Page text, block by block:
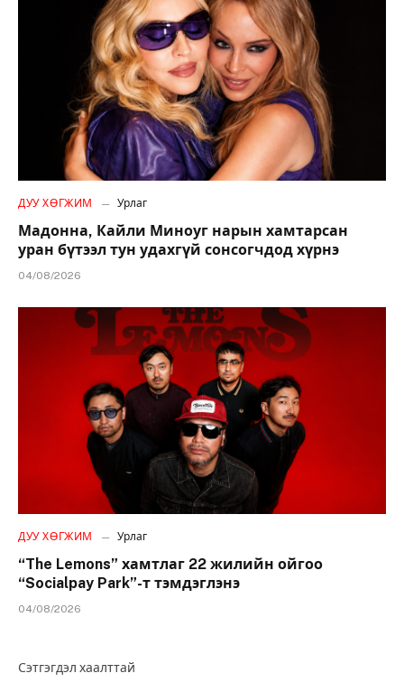
ДУУ ХӨГЖИМ Урлаг
Мадонна, Кайли Миноуг нарын хамтарсан
уран бүтээл тун удахгүй сонсогчдод хүрнэ
04/08/2026
ДУУ ХӨГЖИМ Урлаг
“The Lemons” хамтлаг 22 жилийн ойгоо
“Socialpay Park”-т тэмдэглэнэ
04/08/2026
Сэтгэгдэл хаалттай